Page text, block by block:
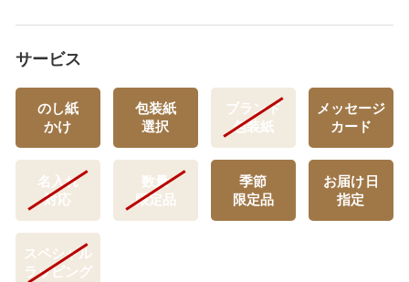
サービス
のし紙
かけ
包装紙
選択
ブランド
包装紙
メッセージ
カード
名入れ
対応
数量
限定品
季節
限定品
お届け日
指定
スペシャル
ラッピング